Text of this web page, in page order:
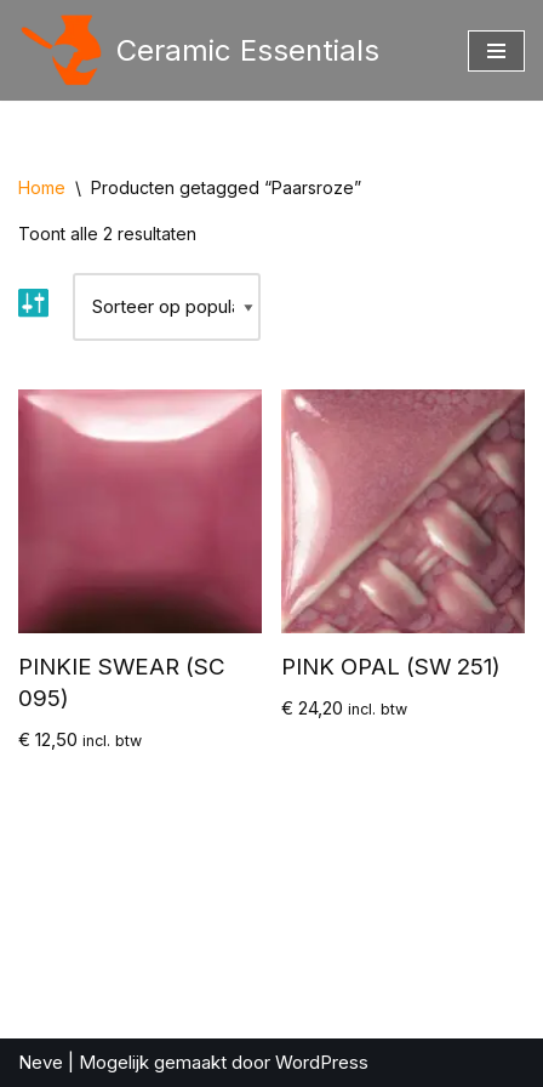
Ceramic Essentials
Home \ Producten getagged “Paarsroze”
Toont alle 2 resultaten
PINKIE SWEAR (SC
095)
€ 12,50 incl. btw
PINK OPAL (SW 251)
€ 24,20 incl. btw
Neve | Mogelijk gemaakt door WordPress